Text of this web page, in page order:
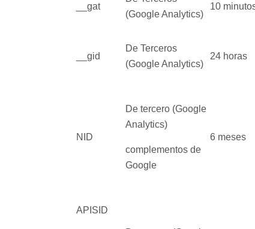
__gat
(Google Analytics)
10
__gid
De Terceros
(Google Analytics)
24 horas
NID
De tercero (Google
Analytics)
complementos de
Google
6 meses
APISID